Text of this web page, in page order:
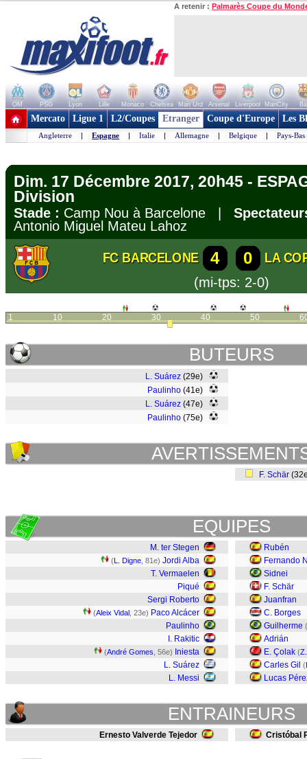
A retenir : Palmarès Coupe du
OM PSG Lyon Lille Monaco Chelsea Man Utd Arsenal Liverpool ManCity
+ de clubs
Mercato Ligue 1 L2/Coupes Etranger Coupe d'Europe Les
Angleterre | Espagne | Italie | Allemagne | Belgique | Pays-Bas
Dim. 17 Décembre 2017, 20h45 -
Division
Stade : Camp Nou à Barcelone |
Antonio Miguel Mateu Lahoz
FC BARCELONE 4 0
LA
(mi-tps: 2-0)
1 10 20 30 40 50
BUTEURS
L. Suárez (29e)
Paulinho (41e)
L. Suárez (47e)
Paulinho (75e)
F. Schär
EQUIPES
M. ter Stegen
(L. Digne , 81e) Jordi Alba
T. Vermaelen
Piqué
Sergi Roberto
(Aleix Vidal , 23e) Paco Alcácer
Paulinho
I. Rakitic
(André Gomes , 56e) Iniesta
L. Suárez
L. Messi
Rubén
Fernando
Sidnei
F. Schär
Juanfran
C. Borges
Guilherme (
Adrián
E. Çolak (
Carles Gil (
Lucas
ENTRAINEURS
Ernesto Valverde Tejedor Cristóbal